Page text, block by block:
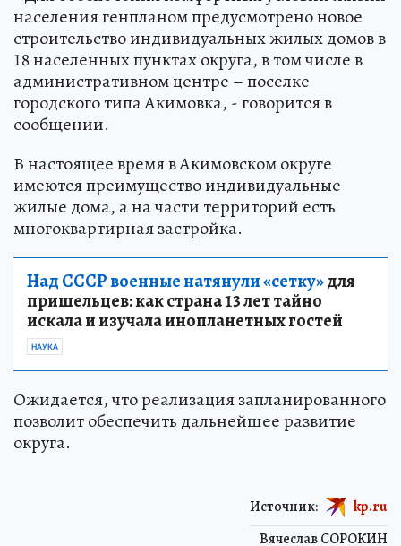
населения генпланом предусмотрено новое
строительство индивидуальных жилых домов в
18 населенных пунктах округа, в том числе в
административном центре – поселке
городского типа Акимовка, - говорится в
сообщении.
В настоящее время в Акимовском округе
имеются преимущество индивидуальные
жилые дома, а на части территорий есть
многоквартирная застройка.
Над СССР военные натянули «сетку»для
пришельцев: как страна 13 лет тайно
искала и изучала инопланетных гостей
НАУКА
Ожидается, что реализация запланированного
позволит обеспечить дальнейшее развитие
округа.
Вячеслав СОРОКИН
Источник: kp.ru